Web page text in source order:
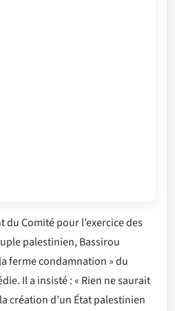
du Comité pour l’exercice des
palestinien, Bassirou
ferme condamnation » du
Il a insisté : « Rien ne saurait
création d’un État palestinien